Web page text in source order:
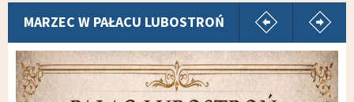
MARZEC W PAŁACU LUBOSTROŃ
pokaż